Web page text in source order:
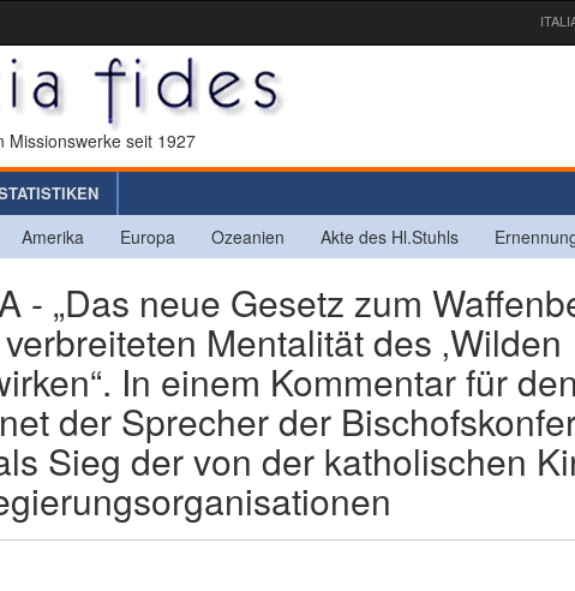
Missionswerke seit 1927
Amerika Europa Ozeanien Akte des Hl.Stuhls
- „Das neue Gesetz zum
Mentalität des ‚Wilden
In einem Kommentar für den
der Sprecher der
Sieg der von der katholischen